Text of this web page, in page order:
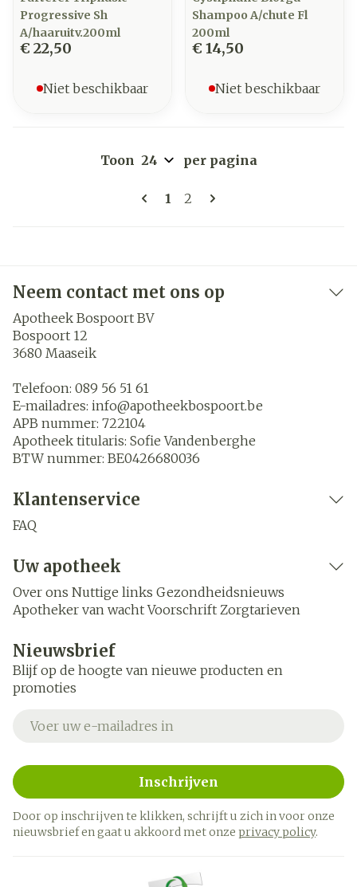
Progressive Sh
A/haaruitv.200ml
€ 22,50
Niet beschikbaar
Shampoo A/chute Fl
200ml
€ 14,50
Niet beschikbaar
Pagina's
U lees momenteel pagina
1 Pagina
2
Toon per pagina
Neem contact met ons op
Apotheek Bospoort BV
Bospoort 12
3680 Maaseik
Telefoon: 089 56 51 61
E-mailadres: info@apotheekbospoort.be
APB nummer: 722104
Apotheek titularis: Sofie Vandenberghe
BTW nummer: BE0426680036
Klantenservice
FAQ
Uw apotheek
Over ons Nuttige links Gezondheidsnieuws
Apotheker van wacht Voorschrift Zorgtarieven
Nieuwsbrief
Blijf op de hoogte van nieuwe producten en
promoties
Inschrijven
Door op inschrijven te klikken, schrijft u zich in voor onze
nieuwsbrief en gaat u akkoord met onze privacy policy.